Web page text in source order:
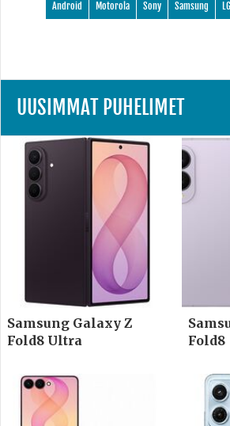
LG
Samsung
Sony
Motorola
Android
UUSIMMAT PUHELIMET
Samsung Galaxy Z
Fold8 Ultra
Fold8